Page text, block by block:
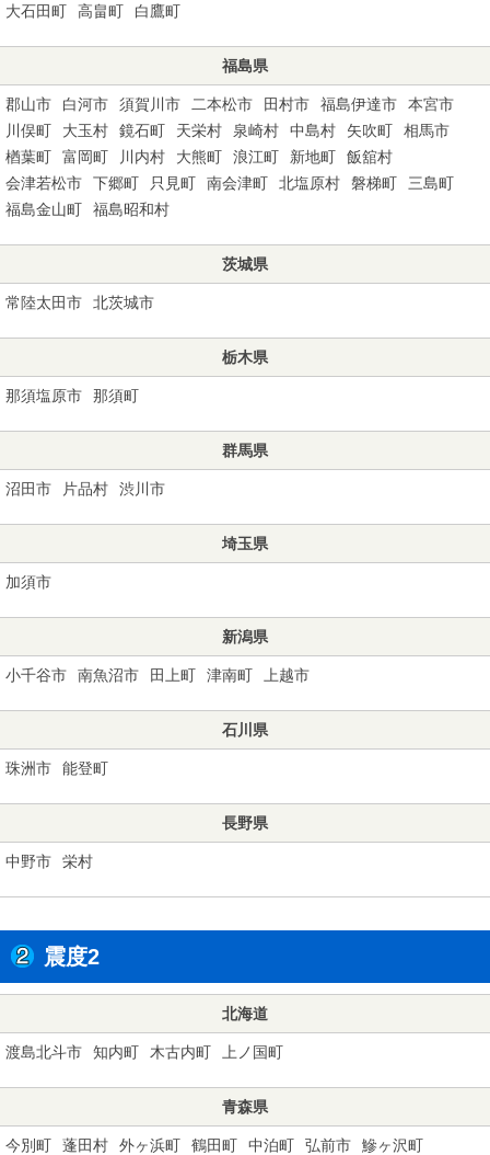
大石田町
高畠町 白鷹町
福島県
郡山市 白河市 須賀川市 二本松市 田村市 福島伊達市
本宮市
川俣町
大玉村 鏡石町 天栄村 泉崎村 中島村 矢吹町
相馬市
楢葉町
富岡町 川内村 大熊町 浪江町 新地町
飯舘村
会津若松市
下郷町 只見町 南会津町 北塩原村 磐梯町
三島町
福島金山町
福島昭和村
茨城県
常陸太田市 北茨城市
栃木県
那須塩原市 那須町
群馬県
沼田市 片品村 渋川市
埼玉県
加須市
新潟県
小千谷市 南魚沼市 田上町 津南町 上越市
石川県
珠洲市 能登町
長野県
中野市 栄村
震度2
北海道
渡島北斗市 知内町 木古内町 上ノ国町
青森県
今別町 蓬田村 外ヶ浜町 鶴田町 中泊町 弘前市
鰺ヶ沢町